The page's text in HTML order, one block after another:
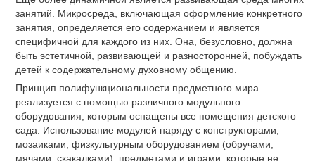
занятий. Микросреда, включающая оформление конкретного
занятия, определяется его содержанием и является
специфичной для каждого из них. Она, безусловно, должна
быть эстетичной, развивающей и разносторонней, побуждать
детей к содержательному духовному общению.
Принцип полифункциональности предметного мира
реализуется с помощью различного модульного
оборудования, которым оснащены все помещения детского
сада. Использование модулей наряду с конструкторами,
мозаиками, физкультурным оборудованием (обручами,
мячами, скакалками), предметами и играми, которые не